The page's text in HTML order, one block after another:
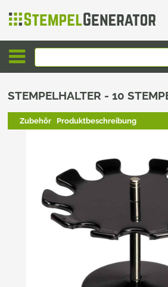
STEMPELHALTER - 10
Zubehör Produktbeschreibung